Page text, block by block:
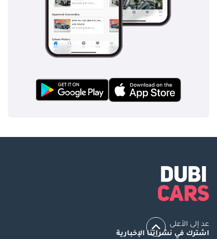
عد إلى الأعلى
اشترك في نشراتنا الإخبارية